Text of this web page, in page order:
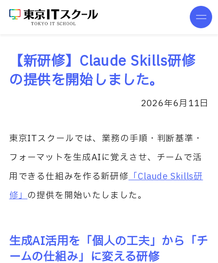
【新研修】Claude Skills研修
の提供を開始しました。
2026年6月11日
東京ITスクールでは、業務の手順・判断基準・
フォーマットを生成AIに覚えさせ、チームで活
用できる仕組みを作る新研修「Claude Skills研
修」の提供を開始いたしました。
生成AI活用を「個人の工夫」から「チ
ームの仕組み」に変える研修